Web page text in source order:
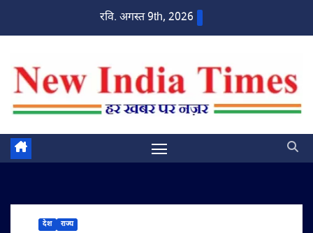
रवि. अगस्त 9th, 2026
देश राज्य